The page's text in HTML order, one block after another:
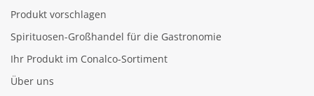
Produkt vorschlagen
Spirituosen-Großhandel für die Gastronomie
Ihr Produkt im Conalco-Sortiment
Über uns